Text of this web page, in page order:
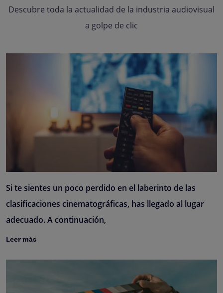
Descubre toda la actualidad de la industria audiovisual
a golpe de clic
Si te sientes un poco perdido en el laberinto de las
clasificaciones cinematográficas, has llegado al lugar
adecuado. A continuación,
Leer más